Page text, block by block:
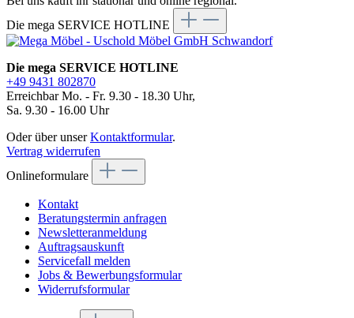
Die mega SERVICE HOTLINE
Die mega SERVICE HOTLINE
+49 9431 802870
Erreichbar Mo. - Fr. 9.30 - 18.30 Uhr,
Sa. 9.30 - 16.00 Uhr
Oder über unserKontaktformular.
Vertrag widerrufen
Onlineformulare
Kontakt
Beratungstermin anfragen
Newsletteranmeldung
Auftragsauskunft
Servicefall melden
Jobs & Bewerbungsformular
Widerrufsformular